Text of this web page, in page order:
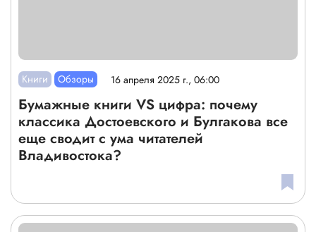
Книги Обзоры 16 апреля 2025 г., 06:00
Бумажные книги VS цифра: почему
классика Достоевского и Булгакова все
еще сводит с ума читателей
Владивостока?